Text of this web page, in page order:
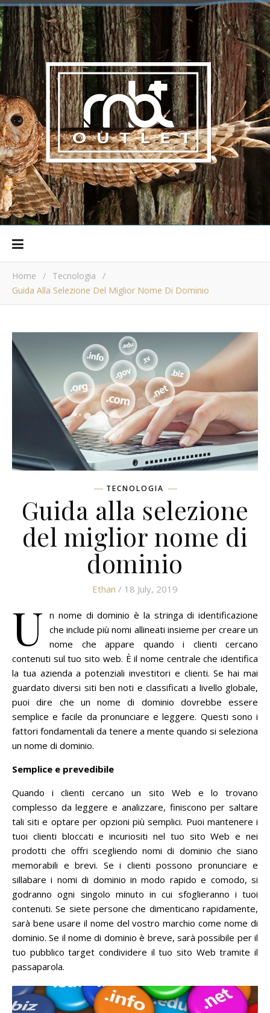
Home / Tecnologia
/
Guida Alla Selezione Del Miglior Nome Di Dominio
TECNOLOGIA
Guida alla selezione
del miglior nome di
dominio
Ethan / 18 July, 2019
U n nome di dominio è la stringa di identificazione
che include più nomi allineati insieme per creare un
nome che appare quando i clienti cercano
contenuti sul tuo sito web. È il nome centrale che identifica
la tua azienda a potenziali investitori e clienti.Se hai mai
guardato diversi siti ben noti e classificati a livello globale,
puoi dire che un nome di dominio dovrebbe essere
semplice e facile da pronunciare e leggere. Questi sono i
fattori fondamentali da tenere a mente quando si seleziona
un nome di dominio.
Semplice e prevedibile
Quando i clienti cercano un sito Web e lo trovano
complesso da leggere e analizzare, finiscono per saltare
tali siti e optare per opzioni più semplici. Puoi mantenere i
tuoi clienti bloccati e incuriositi nel tuo sito Web e nei
prodotti che offri scegliendo nomi di dominio che siano
memorabili e brevi. Se i clienti possono pronunciare e
sillabare i nomi di dominio in modo rapido e comodo, si
godranno ogni singolo minuto in cui sfoglieranno i tuoi
contenuti.Se siete persone che dimenticano rapidamente,
sarà bene usare il nome del vostro marchio come nome di
dominio.Se il nome di dominio è breve, sarà possibile per il
tuo pubblico target condividere il tuo sito Web tramite il
passaparola.